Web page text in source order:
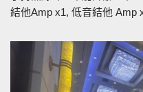
結他Amp x1, 低音結他 Amp